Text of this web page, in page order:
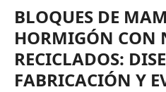
BLOQUES DE
HORMIGÓN CON
RECICLADOS:
FABRICACIÓN Y